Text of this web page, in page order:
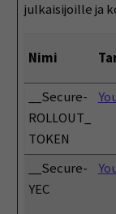
julkaisijoille ja
Nimi
__Secure-
ROLLOUT_
TOKEN
__Secure-
YEC